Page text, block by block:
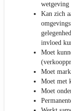
wetgeving
Kan zich
invloed
Moet
Moet
Moet met
Moet